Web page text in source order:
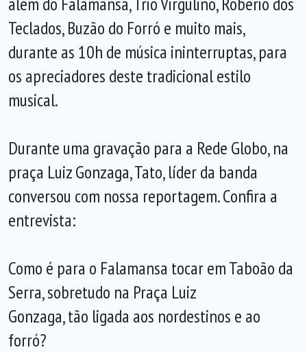
Teclados, Buzão do Forró e muito mais,
durante as 10h de música ininterruptas, para
os apreciadores deste tradicional estilo
musical.
Durante uma gravação para a Rede Globo, na
praça Luiz Gonzaga, Tato, líder da banda
conversou com nossa reportagem. Confira a
entrevista:
Como é para o Falamansa tocar em Taboão da
Serra, sobretudo na Praça Luiz
Gonzaga, tão ligada aos nordestinos e ao
forró?